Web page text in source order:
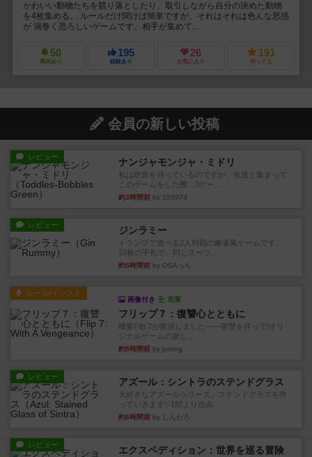
かわいい動物たちを競り落としたり、取引しながら自分の決めた動物
を4枚集める。 ルールだけ聞けば簡単ですが、それはそれは色んな思惑
が 渦巻く恐ろしいゲームです。相手が集めて...
50
興味あり
195
経験あり
26
お気に入り
191
持ってる
会員の新しい投稿
レビュー ナンジャモンジャ・ミドリ
私は吃音を持っているのですが、友達と集まって
このゲームをした際、3ゲー...
約3時間前 by 155973
レビュー ジンラミー
トランプで遊べる2人対戦の麻雀風ゲームです。
10枚の手札で、同じスーツ...
約5時間前 by OSAっち
ルール/インスト
画像付き 充実
フリップ７：復讐心とともに
概要Flip 7が復活しました――復讐を伴って!オリ
ジナルゲームの楽し...
約5時間前 by jurong
レビュー アズール：シントラのステンドグラス
大好きなアズールシリーズ。ステンドグラスを作
っていきます✨1部より自由...
約6時間前 by しんたろ
レビュー エクスペディション：世界を巡る冒険